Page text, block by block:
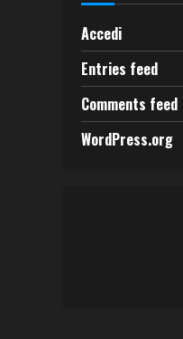
Accedi
Entries feed
Comments feed
WordPress.org